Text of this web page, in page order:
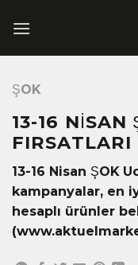
atla
ŞOK
13-16 NISAN
FIRSATLARI
13-16 Nisan ŞOK
kampanyalar, en
hesaplı ürünler